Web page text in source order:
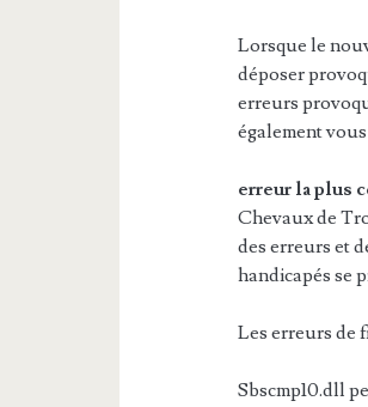
Lorsque le
déposer
erreurs
également
erreur la plus
Chevaux de
des erreurs et
handicapés se
Les erreurs de
Sbscmp10.dll